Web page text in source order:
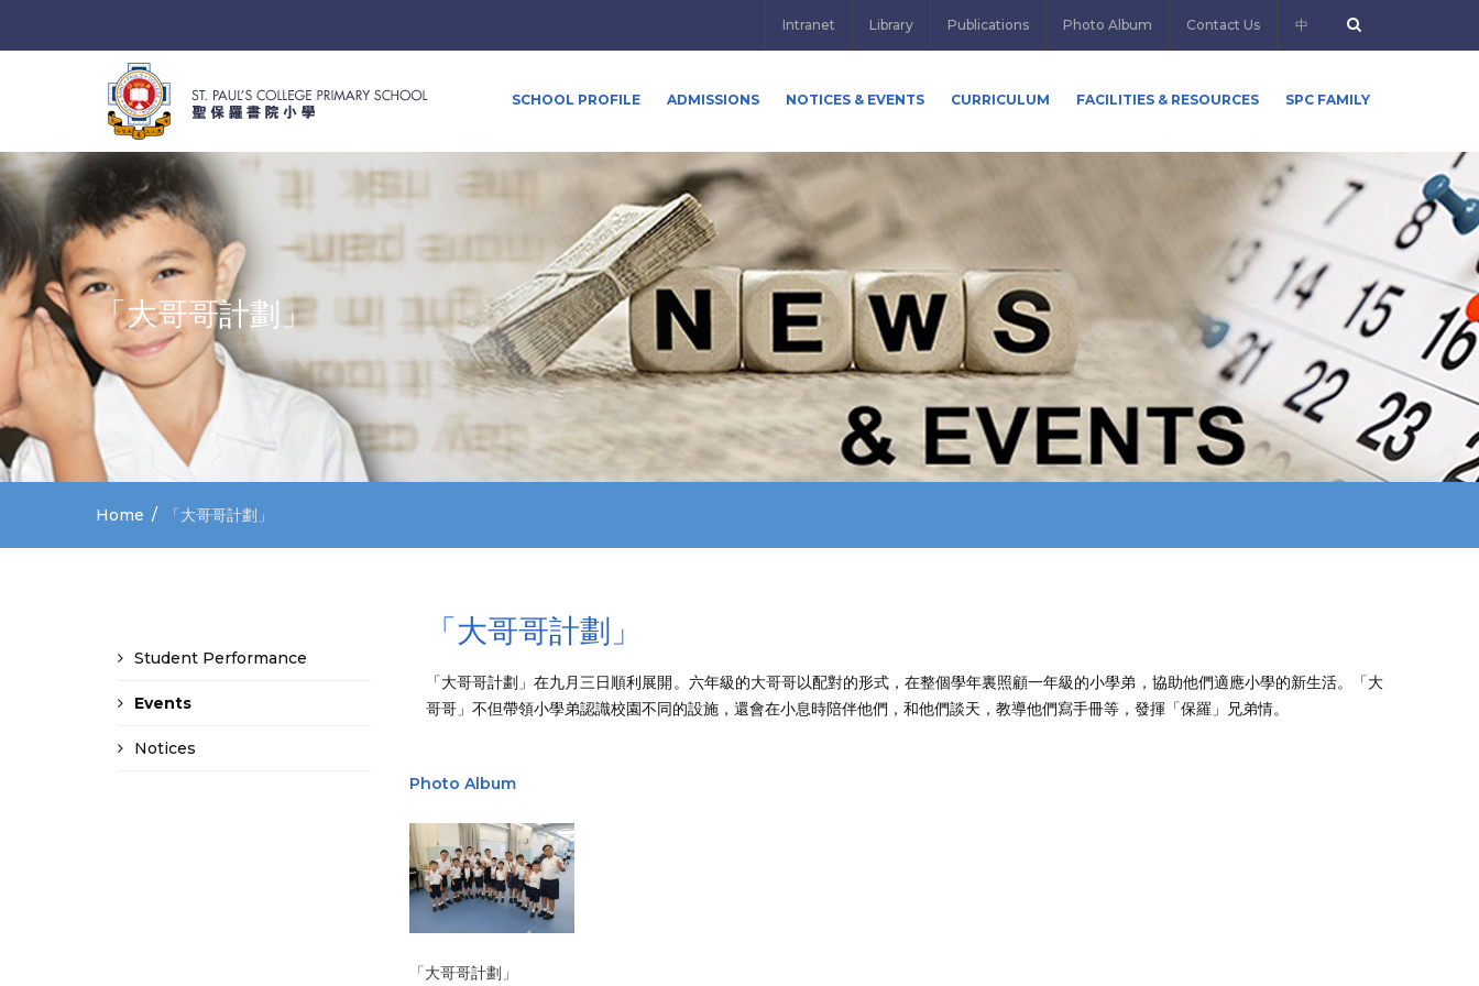
Intranet Library Publications Photo Album Contact Us 中
SCHOOL PROFILE ADMISSIONS NOTICES & EVENTS CURRICULUM FACILITIES & RESOURCES SPC FAMILY
「大哥哥計劃」
Home 「大哥哥計劃」
Student Performance
Events
Notices
「大哥哥計劃」
「大哥哥計劃」在九月三日順利展開。六年級的大哥哥以配對的形式，在整個學年裏照顧一年級的小學弟，協助他們適應小學的新生活。「大
哥哥」不但帶領小學弟認識校園不同的設施，還會在小息時陪伴他們，和他們談天，教導他們寫手冊等，發揮「保羅」兄弟情。
Photo Album
「大哥哥計劃」